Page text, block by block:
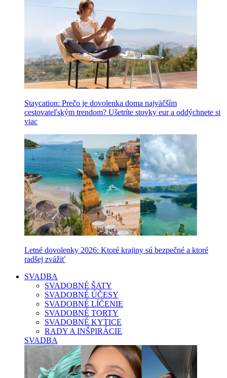
Staycation: Prečo je dovolenka doma najväčším
cestovateľským trendom? Ušetríte stovky eur a oddýchnete si
viac
Letné dovolenky 2026: Ktoré krajiny sú bezpečné a ktoré
radšej zvážiť
SVADBA
SVADOBNÉ ŠATY
SVADOBNÉ ÚČESY
SVADOBNÉ LÍČENIE
SVADOBNÉ TORTY
SVADOBNÉ KYTICE
RADY A INŠPIRÁCIE
SVADBA